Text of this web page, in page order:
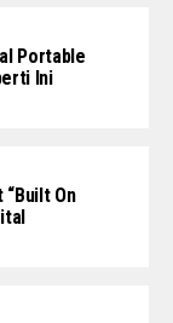
Portable
Ini
On